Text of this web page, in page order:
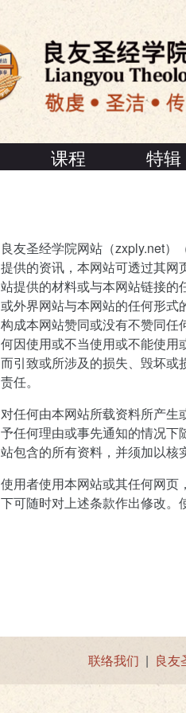
课程 特辑
良友圣经学院网站（zxply.net）
提供的资讯，本网站可透过其网
站提供的材料或与本网站链接
或外界网站与本网站的任何形式
构成本网站赞同或没有不赞同
何因使用或不当使用或不能使用
而引致或所涉及的损失、毁坏
责任。
对任何由本网站所载资料所产生
予任何理由或事先通知的情况下
站包含的所有资料，并须加以核
使用者使用本网站或其任何网
下可随时对上述条款作出修改。
联络我们 | 良友